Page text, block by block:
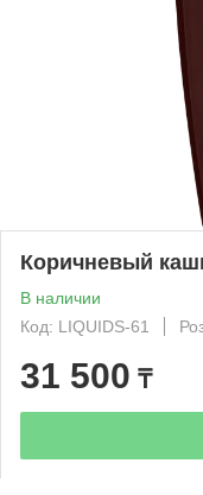
Коричневый
В наличии
Код: LIQUIDS-61
31 500 ₸